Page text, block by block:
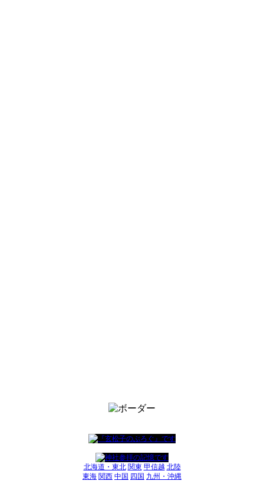
北海道・東北 関東 甲信越 北陸
東海 関西 中国 四国 九州・沖縄